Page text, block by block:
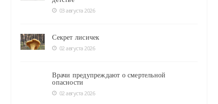
03 августа 2026
Секрет лисичек
02 августа 2026
Врачи предупреждают о смертельной
опасности
02 августа 2026